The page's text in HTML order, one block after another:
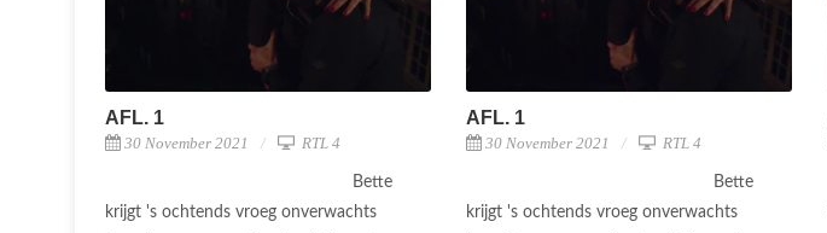
AFL. 1
30 November 2021 RTL 4
Bette
krijgt 's ochtends vroeg onverwachts
AFL. 1
30 November 2021 RTL 4
Bette
krijgt 's ochtends vroeg onverwachts